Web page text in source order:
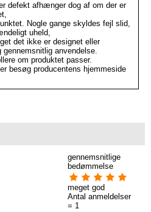
defekt afhænger dog af om der er
Nogle gange skyldes fejl slid,
uheld,
det ikke er designet eller
anvendelse.
om produktet passer.
besøg producentens hjemmeside
gennemsnitlige
bedømmelse
meget god
Antal anmeldelser
= 1